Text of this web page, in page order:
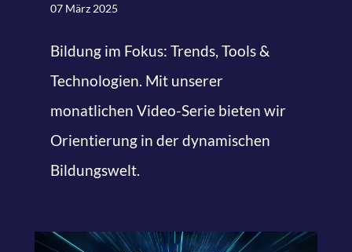
07 März 2025
Bildung im Fokus: Trends, Tools &
Technologien. Mit unserer
monatlichen Video-Serie bieten wir
Orientierung in der dynamischen
Bildungswelt.